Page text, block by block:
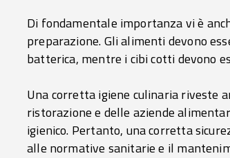
Di fondamentale importanza vi è
preparazione. Gli alimenti devono
batterica, mentre i cibi cotti devono
Una corretta igiene culinaria riveste
ristorazione e delle aziende
igienico. Pertanto, una corretta
alle normative sanitarie e il